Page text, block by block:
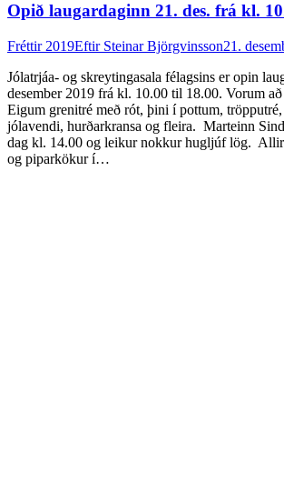
Opið laugardaginn 21. des. frá kl.
Fréttir 2019Eftir Steinar Björgvinsson21.
Jólatrjáa- og skreytingasala félagsins er opin
desember 2019 frá kl. 10.00 til 18.00. Vorum
Eigum grenitré með rót, þini í pottum,
jólavendi, hurðarkransa og fleira. Marteinn
dag kl. 14.00 og leikur nokkur hugljúf lög.
og piparkökur í…